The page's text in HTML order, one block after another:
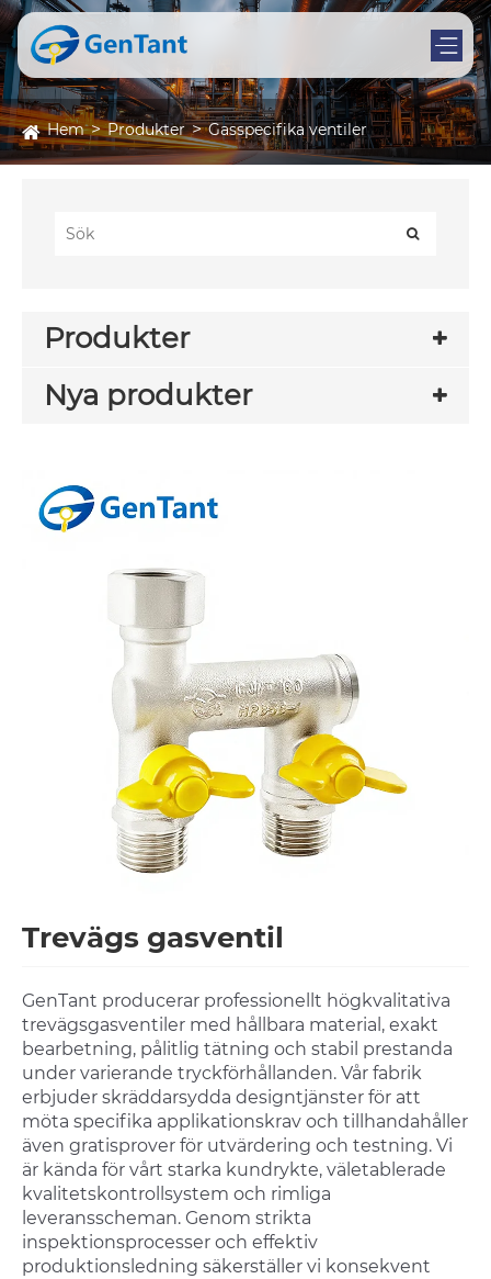
Hem Produkter Gasspecifika ventiler
Produkter
Nya produkter
Trevägs gasventil
GenTant producerar professionellt högkvalitativa
trevägsgasventiler med hållbara material, exakt
bearbetning, pålitlig tätning och stabil prestanda
under varierande tryckförhållanden. Vår fabrik
erbjuder skräddarsydda designtjänster för att
möta specifika applikationskrav och tillhandahåller
även gratisprover för utvärdering och testning. Vi
är kända för vårt starka kundrykte, väletablerade
kvalitetskontrollsystem och rimliga
leveransscheman. Genom strikta
inspektionsprocesser och effektiv
produktionsledning säkerställer vi konsekvent